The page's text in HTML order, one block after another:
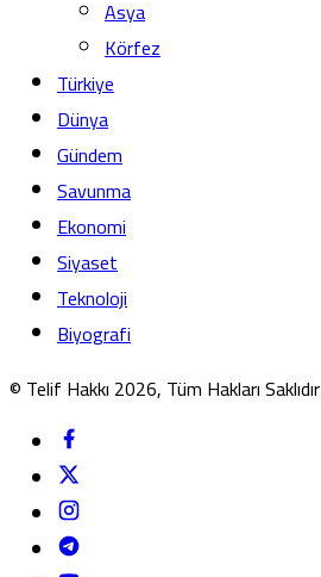
Asya
Körfez
Türkiye
Dünya
Gündem
Savunma
Ekonomi
Siyaset
Teknoloji
Biyografi
© Telif Hakkı 2026, Tüm Hakları Saklıdır